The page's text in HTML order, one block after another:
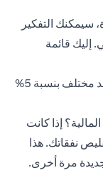
سيمكنك التفكير
إليك قائمة
راجع ميزانيتك - حاول كل شهر تقليل نفقات بند مختلف بنسبة 5%
إذا كانت
نفقاتك. هذا
مرة أخرى.